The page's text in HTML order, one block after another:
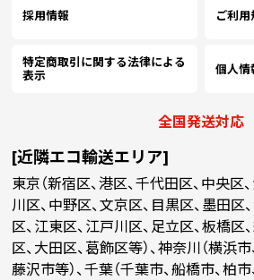
採用情報 ご利
特定商取引に関する法律による
表示
個人情
全国発送対応
[近隣エコ輸送エリア]
東京（新宿区、港区、千代田区、中央区
川区、中野区、文京区、目黒区、墨田区
区、江東区、江戸川区、足立区、板橋区
区、大田区、葛飾区等）、神奈川（横浜
藤沢市等）、千葉（千葉市、船橋市、柏市